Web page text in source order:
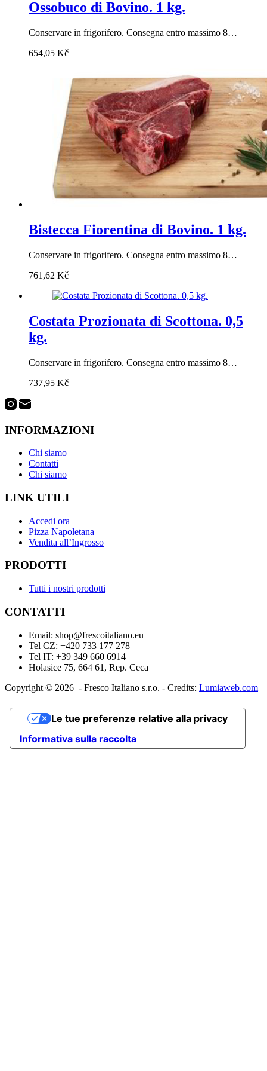
Ossobuco di Bovino. 1 kg.
Conservare in frigorifero. Consegna entro massimo 8…
654,05 Kč
Bistecca Fiorentina di Bovino. 1 kg.
Conservare in frigorifero. Consegna entro massimo 8…
761,62 Kč
Costata Prozionata di Scottona. 0,5
kg.
Conservare in frigorifero. Consegna entro massimo 8…
737,95 Kč
INFORMAZIONI
Chi siamo
Contatti
Chi siamo
LINK UTILI
Accedi ora
Pizza Napoletana
Vendita all’Ingrosso
PRODOTTI
Tutti i nostri prodotti
CONTATTI
Email: shop@frescoitaliano.eu
Tel CZ: +420 733 177 278
Tel IT: +39 349 660 6914
Holasice 75, 664 61, Rep. Ceca
Copyright © 2026 - Fresco Italiano s.r.o. - Credits: Lumiaweb.com
Informativa sulla raccolta
Le tue preferenze relative alla privacy